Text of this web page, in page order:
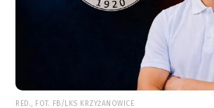
RED., FOT. FB/LKS KRZYŻANOWICE